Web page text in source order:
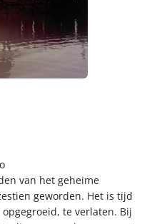
van het geheime
geworden. Het is tijd
te verlaten. Bij